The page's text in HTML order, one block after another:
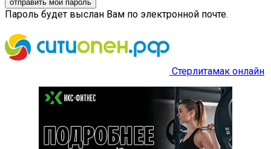
Пароль будет выслан Вам по электронной почте.
Стерлитамак онлайн